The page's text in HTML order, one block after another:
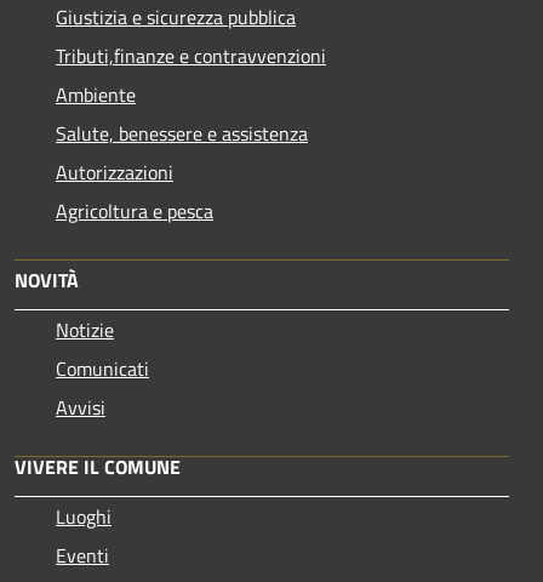
Giustizia e sicurezza pubblica
Tributi,finanze e contravvenzioni
Ambiente
Salute, benessere e assistenza
Autorizzazioni
Agricoltura e pesca
NOVITÀ
Notizie
Comunicati
Avvisi
VIVERE IL COMUNE
Luoghi
Eventi